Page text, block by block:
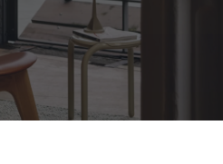
Outdoor
Contact